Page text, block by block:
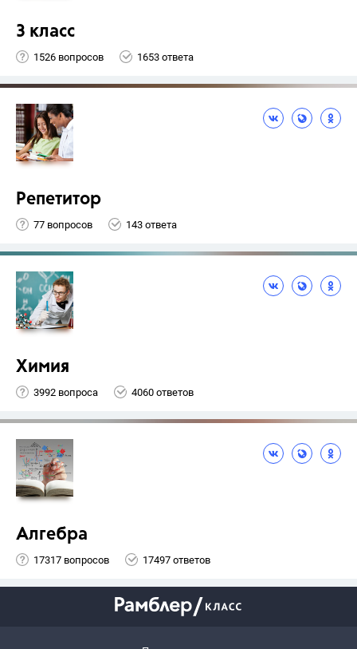
3 класс
1526 вопросов 1653 ответа
Репетитор
77 вопросов 143 ответа
Химия
3992 вопроса 4060 ответов
Алгебра
17317 вопросов 17497 ответов